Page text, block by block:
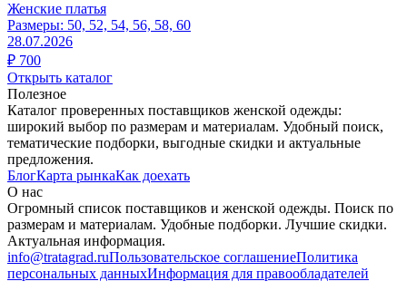
Женские платья
Размеры: 50, 52, 54, 56, 58, 60
28.07.2026
₽ 700
Открыть каталог
Полезное
Каталог проверенных поставщиков женской одежды:
широкий выбор по размерам и материалам. Удобный поиск,
тематические подборки, выгодные скидки и актуальные
предложения.
БлогКарта рынкаКак доехать
О нас
Огромный список поставщиков и женской одежды. Поиск по
размерам и материалам. Удобные подборки. Лучшие скидки.
Актуальная информация.
info@tratagrad.ruПользовательское соглашениеПолитика
персональных данныхИнформация для правообладателей